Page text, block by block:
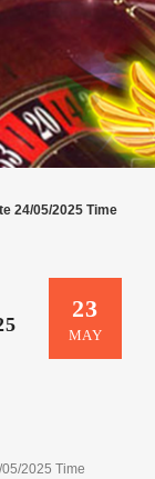
23
MAY
05/2025 Time